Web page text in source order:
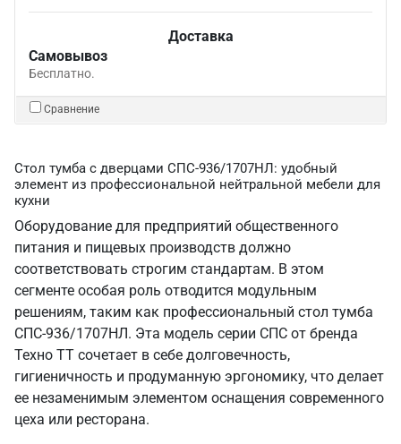
Доставка
Самовывоз
Бесплатно.
Сравнение
Стол тумба с дверцами СПС-936/1707НЛ: удобный
элемент из профессиональной нейтральной мебели для
кухни
Оборудование для предприятий общественного
питания и пищевых производств должно
соответствовать строгим стандартам. В этом
сегменте особая роль отводится модульным
решениям, таким как профессиональный стол тумба
СПС-936/1707НЛ. Эта модель серии СПС от бренда
Техно ТТ сочетает в себе долговечность,
гигиеничность и продуманную эргономику, что делает
ее незаменимым элементом оснащения современного
цеха или ресторана.